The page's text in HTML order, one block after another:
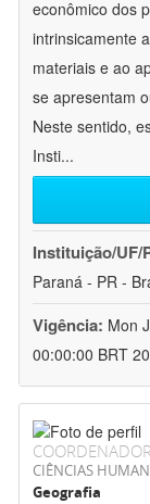
econômico dos
intrinsicamente
materiais e ao
se apresentam
Neste sentido,
Insti...
Instituição/UF/
Paraná - PR -
Vigência: Mon
00:00:00 BRT
CIÊNCIAS
Geografia